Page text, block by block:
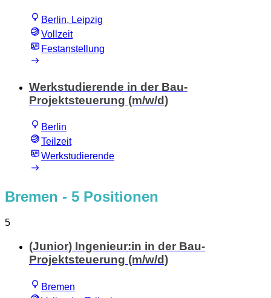
Berlin, Leipzig
Vollzeit
Festanstellung
Werkstudierende in der Bau-
Projektsteuerung (m/w/d)
Berlin
Teilzeit
Werkstudierende
Bremen - 5 Positionen
5
(Junior) Ingenieur:in in der Bau-
Projektsteuerung (m/w/d)
Bremen